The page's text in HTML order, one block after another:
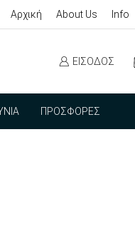
Αρχική About Us Info
ΕΊΣΟΔΟΣ
ΠΡΟΣΦΟΡΈΣ